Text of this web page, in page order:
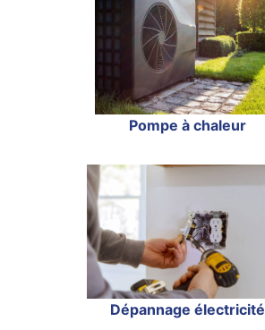
Pompe à chaleur
Dépannage électricité